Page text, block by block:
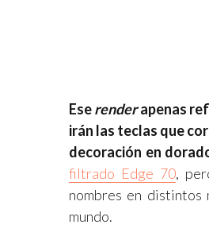
Eserenderapenas
irán las teclas que
decoración en
filtrado Edge 70,
nombres en
mundo.